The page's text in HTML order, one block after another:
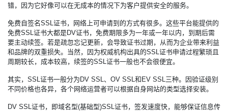
错，因为它好像可以在无成本的情况下为客户提供安全的服务。
免费自签名SSL证书，网络上可申请到的方式有很多。这些平台能提供的
免费SSL证书大都是DV证书，免费期限多为一年或一年以内，到期后需
要主动续签。若是疏忽忘记更新，会导致证书过期，从而为企业带来利益
和品牌的双重损失。当然，因为权威机构出具的SSL证书申请过程繁琐且
周期较长，成本较高，续签的SSL证书一般也不会很便宜。
其实，SSL证书一般分为DV SSL、OV SSL和EV SSL三种。因验证级别
不同价格也各异，各个网络运营者可以根据自身网站的类型选择安装。
DV SSL证书，即域名型(基础型)SSL证书，签发速度快，能够保证信息传